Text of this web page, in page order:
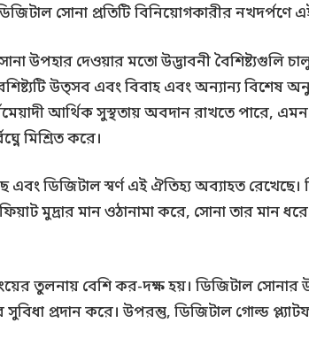
সোনা প্রতিটি বিনিয়োগকারীর নখদর্পণে
উপহার দেওয়ার মতো উদ্ভাবনী বৈশিষ্ট্যগুলি
উত্সব এবং বিবাহ এবং অন্যান্য বিশেষ
আর্থিক সুস্থতায় অবদান রাখতে পারে,
মিশ্রিত করে।
এবং ডিজিটাল স্বর্ণ এই ঐতিহ্য অব্যাহত
মুদ্রার মান ওঠানামা করে, সোনা তার মান
তুলনায় বেশি কর-দক্ষ হয়। ডিজিটাল
সুবিধা প্রদান করে। উপরন্তু, ডিজিটাল গোল্ড